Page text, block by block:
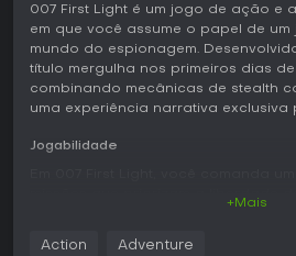
007 First Light é um jogo de ação e
em que você assume o papel de um
mundo do espionagem.
título mergulha nos primeiros dias de
combinando mecânicas de stealth
uma experiência narrativa exclusiva
Jogabilidade
+Mais
Action Adventure